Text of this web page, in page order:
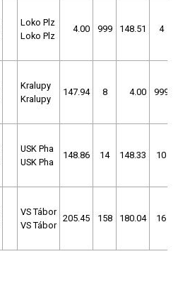
Loko Plz
Loko Plz
4.00 999 148.51 4
Kralupy
Kralupy
147.94 8 4.00 999
USK Pha
USK Pha
148.86 14 148.33 10
VS Tábor
VS Tábor
205.45 158 180.04 16